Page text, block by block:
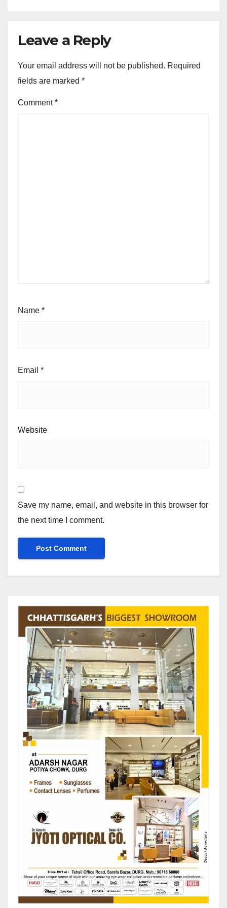
Leave a Reply
Your email address will not be published. Required
fields are marked *
Comment*
Name *
Email *
Website
Save my name, email, and website in this browser for
the next time I comment.